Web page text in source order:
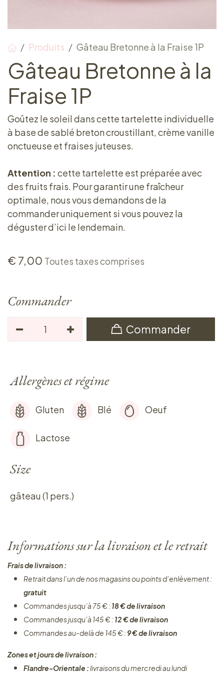
Produits Gâteau Bretonne à la Fraise 1P
Gâteau Bretonne à la
Fraise 1P
Goûtez le soleil dans cette tartelette individuelle
à base de sablé breton croustillant, crème vanille
onctueuse et fraises juteuses.
Attention : cette tartelette est préparée avec
des fruits frais. Pour garantir une fraîcheur
optimale, nous vous demandons de la
commander uniquement si vous pouvez la
déguster d’ici le lendemain.
€ 7,00 Toutes taxes comprises
Commander
Commander
Allergènes et régime
Gluten Blé Oeuf
Lactose
Size
gâteau (1 pers.)
Informations sur la livraison et le retrait
Frais de livraison :
Retrait dans l’un de nos magasins ou points d’enlèvement :
gratuit
Commandes jusqu’à 75 € : 18 € de livraison
Commandes jusqu’à 145 € : 12 € de livraison
Commandes au-delà de 145 € : 9 € de livraison
Zones et jours de livraison :
Flandre-Orientale :livraisons du mercredi au lundi